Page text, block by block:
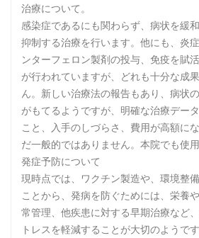
治療について。
感染症であるにも関わらず、病状を緩
抑制する治療を行います。他にも、炎
ンターフェロン製剤の投与、免疫を賦
が行われていますが、どれも十分な成
ん。新しい治療法の報告もあり、病状
がもてるようですが、明確な治療デー
こと、入手のしづらさ、費用が高額に
だ一般的ではありません。本院でも使
発症予防について
現時点では、ワクチン製造や、環境整
ことから、発病を防ぐためには、栄養
常管理、他疾患に対する早期治療など
トレスを軽減することが大切のようです